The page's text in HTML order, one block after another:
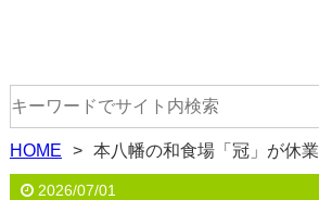
HOME 本八幡の和食場「冠」が休業
2026/07/01